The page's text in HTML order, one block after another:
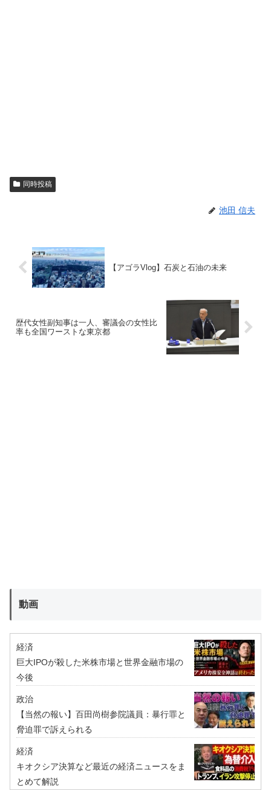
同時投稿
池田 信夫
【アゴラVlog】石炭と石油の未来
歴代女性副知事は一人、審議会の女性比
率も全国ワーストな東京都
動画
経済
巨大IPOが殺した米株市場と世界金融市場の
今後
政治
【当然の報い】百田尚樹参院議員：暴行罪と
脅迫罪で訴えられる
経済
キオクシア決算など最近の経済ニュースをま
とめて解説